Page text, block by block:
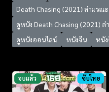
Death Chasing (2021) ล่ามรณะ
ดูหนัง Death Chasing (2021) ล่
ดูหนังออนไลน์
หนังจีน หนั
จบแล้ว ซับไทย